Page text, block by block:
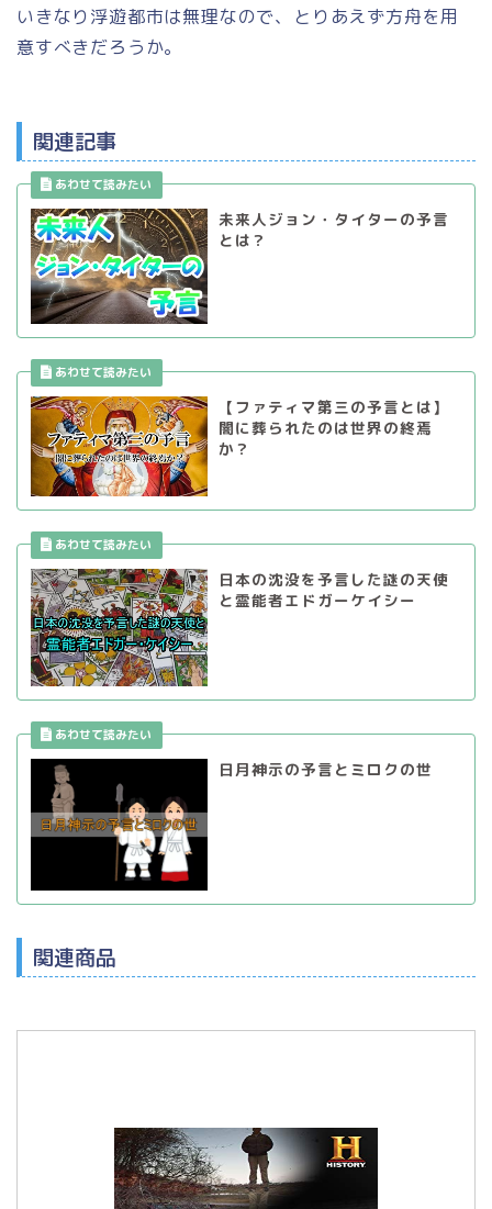
いきなり浮遊都市は無理なので、とりあえず方舟を用
意すべきだろうか。
関連記事
未来人ジョン・タイターの予言
とは？
【ファティマ第三の予言とは】
闇に葬られたのは世界の終焉
か？
日本の沈没を予言した謎の天使
と霊能者エドガーケイシー
日月神示の予言とミロクの世
関連商品